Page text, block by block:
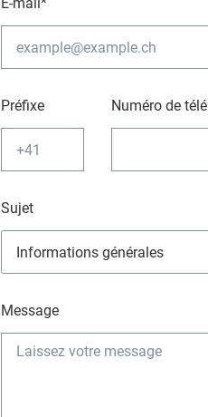
Préfixe Numéro de
Sujet
Message